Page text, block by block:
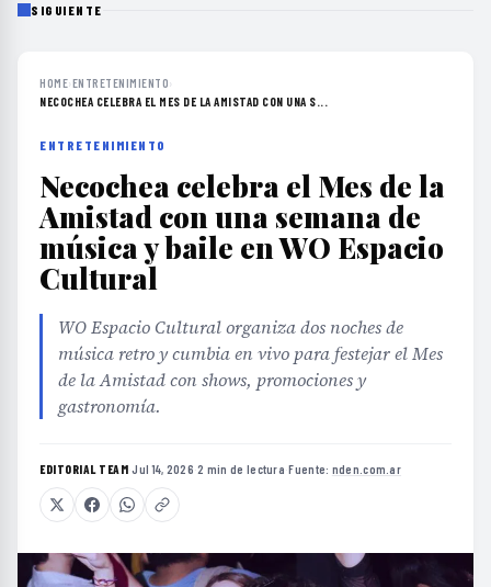
SIGUIENTE
HOME›ENTRETENIMIENTO›
NECOCHEA CELEBRA EL MES DE LA AMISTAD CON UNA S...
ENTRETENIMIENTO
Necochea celebra el Mes de la
Amistad con una semana de
música y baile en WO Espacio
Cultural
WO Espacio Cultural organiza dos noches de
música retro y cumbia en vivo para festejar el Mes
de la Amistad con shows, promociones y
gastronomía.
EDITORIAL TEAM·Jul 14, 2026·2 min de lectura·Fuente: nden.com.ar